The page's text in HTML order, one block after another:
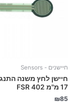
חיישנים - Sensors
חיישן לחץ משנה
17 מ"מ FSR 402
₪85